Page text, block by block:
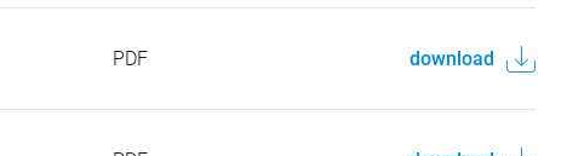
PDF download